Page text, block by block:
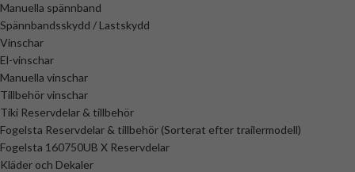
Manuella spännband
Spännbandsskydd / Lastskydd
Vinschar
El-vinschar
Manuella vinschar
Tillbehör vinschar
Tiki Reservdelar & tillbehör
Fogelsta Reservdelar & tillbehör (Sorterat efter trailermodell)
Fogelsta 160750UB X Reservdelar
Kläder och Dekaler